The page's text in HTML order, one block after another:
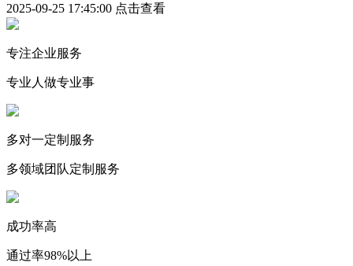
2025-09-25 17:45:00 点击查看
专注企业服务
专业人做专业事
多对一定制服务
多领域团队定制服务
成功率高
通过率98%以上